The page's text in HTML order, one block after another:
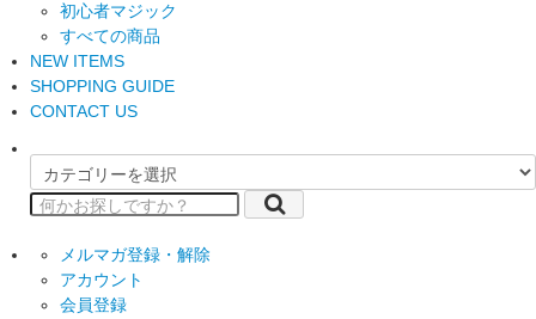
初心者マジック
すべての商品
NEW ITEMS
SHOPPING GUIDE
CONTACT US
メルマガ登録・解除
アカウント
会員登録